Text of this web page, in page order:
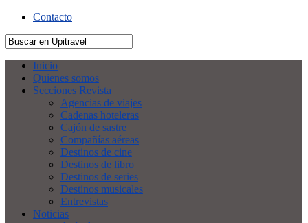
Contacto
Inicio
Quienes somos
Secciones Revista
Agencias de viajes
Cadenas hoteleras
Cajón de sastre
Compañías aéreas
Destinos de cine
Destinos de libro
Destinos de series
Destinos musicales
Entrevistas
Noticias